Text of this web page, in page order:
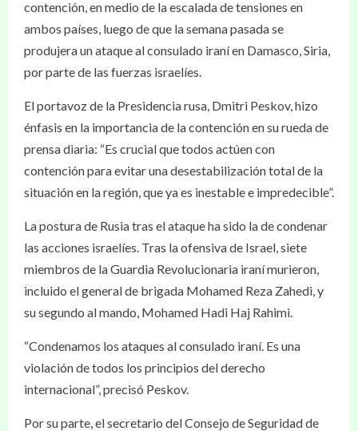
contención, en medio de la escalada de tensiones en
ambos países, luego de que la semana pasada se
produjera un ataque al consulado iraní en Damasco, Siria,
por parte de las fuerzas israelíes.
El portavoz de la Presidencia rusa, Dmitri Peskov, hizo
énfasis en la importancia de la contención en su rueda de
prensa diaria: “Es crucial que todos actúen con
contención para evitar una desestabilización total de la
situación en la región, que ya es inestable e impredecible”.
La postura de Rusia tras el ataque ha sido la de condenar
las acciones israelíes. Tras la ofensiva de Israel, siete
miembros de la Guardia Revolucionaria iraní murieron,
incluido el general de brigada Mohamed Reza Zahedi, y
su segundo al mando, Mohamed Hadi Haj Rahimi.
“Condenamos los ataques al consulado iraní. Es una
violación de todos los principios del derecho
internacional”, precisó Peskov.
Por su parte, el secretario del Consejo de Seguridad de